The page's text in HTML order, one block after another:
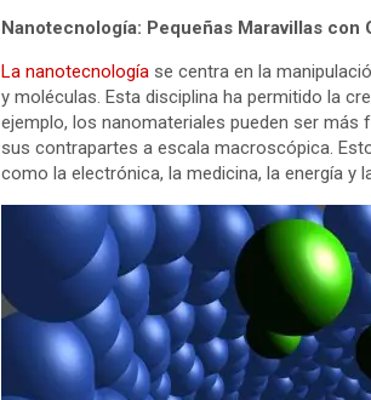
Nanotecnología: Pequeñas Maravillas con
La nanotecnología se centra en la
y moléculas. Esta disciplina ha permitido la
ejemplo, los nanomateriales pueden ser
sus contrapartes a escala macroscópica.
como la electrónica, la medicina, la energía y